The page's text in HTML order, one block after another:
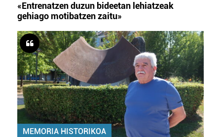
«Entrenatzen duzun bideetan lehiatzeak
gehiago motibatzen zaitu»
MEMORIA HISTORIKOA